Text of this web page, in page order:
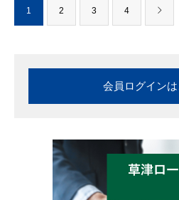
1 2 3 4
会員ログイン